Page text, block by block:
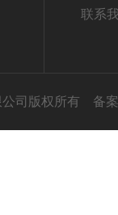
联系
公司版权所有 备